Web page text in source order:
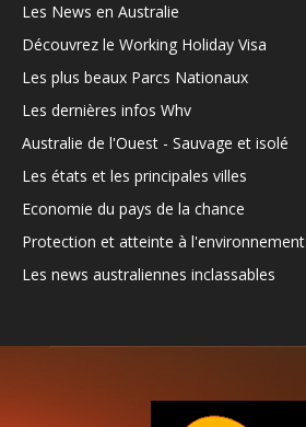
Les News en Australie
Découvrez le Working Holiday Visa
Les plus beaux Parcs Nationaux
Les dernières infos Whv
Australie de l'Ouest - Sauvage et isolé
Les états et les principales villes
Economie du pays de la chance
Protection et atteinte à l'environnement
Les news australiennes inclassables